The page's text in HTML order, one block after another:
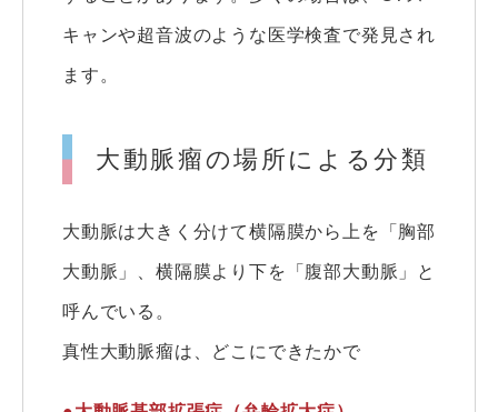
キャンや超音波のような医学検査で発見され
ます。
大動脈瘤の場所による分類
大動脈は大きく分けて横隔膜から上を「胸部
大動脈」、横隔膜より下を「腹部大動脈」と
呼んでいる。
真性大動脈瘤は、どこにできたかで